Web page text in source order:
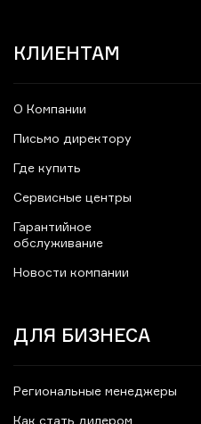
КЛИЕНТАМ
О Компании
Письмо директору
Где купить
Сервисные центры
Гарантийное
обслуживание
Новости компании
ДЛЯ БИЗНЕСА
Региональные менеджеры